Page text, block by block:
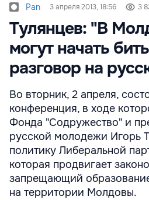
Pan 3 апреля 2013, 18:56 3
Тулянцев: "В
могут начать
разговор на
Во вторник, 2 апреля,
конференция, в ходе
Фонда "Содружество" и
русской молодежи Игорь
политику Либеральной
которая продвигает
запрещающий
на территории Молдовы.